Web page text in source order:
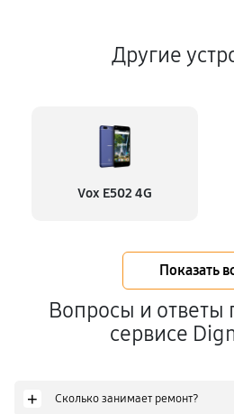
Другие
Vox E502 4G
Показать
Вопросы и ответы
сервисе
+ Сколько занимает ремонт?